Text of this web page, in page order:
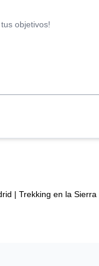
objetivos!
| Trekking en la Sierra